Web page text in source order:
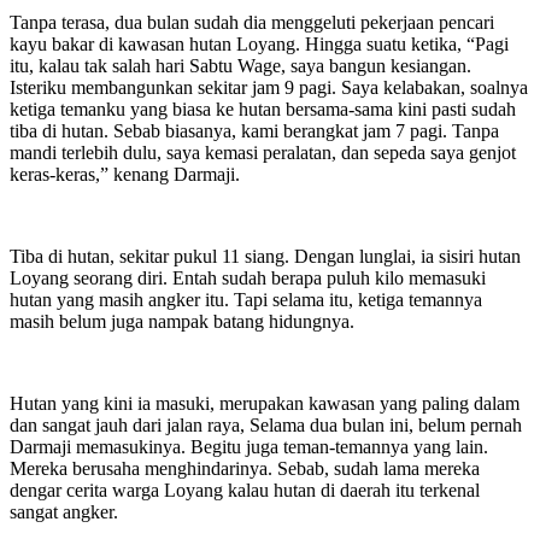
Tanpa terasa, dua bulan sudah dia menggeluti pekerjaan pencari
kayu bakar di kawasan hutan Loyang. Hingga suatu ketika, “Pagi
itu, kalau tak salah hari Sabtu Wage, saya bangun kesiangan.
Isteriku membangunkan sekitar jam 9 pagi. Saya kelabakan, soalnya
ketiga temanku yang biasa ke hutan bersama-sama kini pasti sudah
tiba di hutan. Sebab biasanya, kami berangkat jam 7 pagi. Tanpa
mandi terlebih dulu, saya kemasi peralatan, dan sepeda saya genjot
keras-keras,” kenang Darmaji.
Tiba di hutan, sekitar pukul 11 siang. Dengan lunglai, ia sisiri hutan
Loyang seorang diri. Entah sudah berapa puluh kilo memasuki
hutan yang masih angker itu. Tapi selama itu, ketiga temannya
masih belum juga nampak batang hidungnya.
Hutan yang kini ia masuki, merupakan kawasan yang paling dalam
dan sangat jauh dari jalan raya, Selama dua bulan ini, belum pernah
Darmaji memasukinya. Begitu juga teman-temannya yang lain.
Mereka berusaha menghindarinya. Sebab, sudah lama mereka
dengar cerita warga Loyang kalau hutan di daerah itu terkenal
sangat angker.